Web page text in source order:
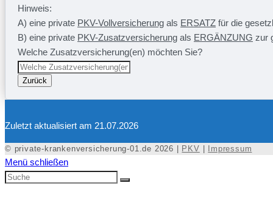
Hinweis:
A) eine private PKV-Vollversicherung als ERSATZ für die
B) eine private PKV-Zusatzversicherung als ERGÄNZUNG zur
Welche Zusatzversicherung(en) möchten Sie?
Zurück
Zuletzt aktualisiert am 21.07.2026
© private-krankenversicherung-01.de 2026 | PKV Impressum
Menü schließen